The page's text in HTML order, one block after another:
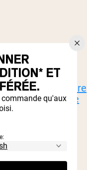
poudre
nourrie à l'herbe
et petit
ET
qu'aux